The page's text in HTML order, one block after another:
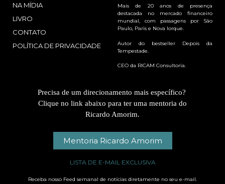
NA MÍDIA
LIVRO
CONTATO
POLÍTICA DE PRIVACIDADE
Mais de 20 anos de presença
destacada no mercado financeiro
mundial, com passagens por São
Paulo, Paris e Nova Iorque.
Autor do bestseller Depois da
Tempestade.
CEO da RICAM Consultoria.
Precisa de um direcionamento mais específico?
Clique no link abaixo para ter uma mentoria do
Ricardo Amorim.
Mentoria Ricardo Amorim
LISTA DE E-MAIL EXCLUSIVA
Receba nosso Feed semanal de notícias diretamente no seu e-mail.